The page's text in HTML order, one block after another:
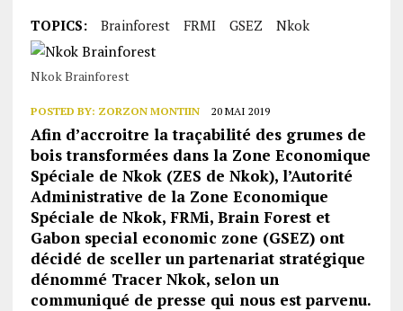
TOPICS: Brainforest FRMI GSEZ Nkok
Nkok Brainforest
POSTED BY: ZORZON MONTIIN 20 MAI 2019
Afin d’accroitre la traçabilité des grumes de
bois transformées dans la Zone Economique
Spéciale de Nkok (ZES de Nkok), l’Autorité
Administrative de la Zone Economique
Spéciale de Nkok, FRMi, Brain Forest et
Gabon special economic zone (GSEZ) ont
décidé de sceller un partenariat stratégique
dénommé Tracer Nkok, selon un
communiqué de presse qui nous est parvenu.